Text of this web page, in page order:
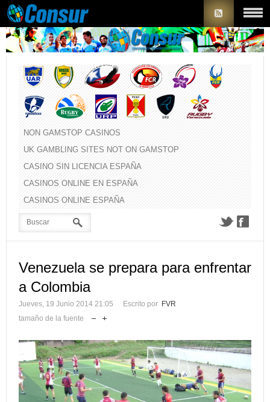
NON GAMSTOP CASINOS
UK GAMBLING SITES NOT ON GAMSTOP
CASINO SIN LICENCIA ESPAÑA
CASINOS ONLINE EN ESPAÑA
CASINOS ONLINE ESPAÑA
Venezuela se prepara para enfrentar
a Colombia
Jueves, 19 Junio 2014 21:05 Escrito por FVR
tamaño de la fuente